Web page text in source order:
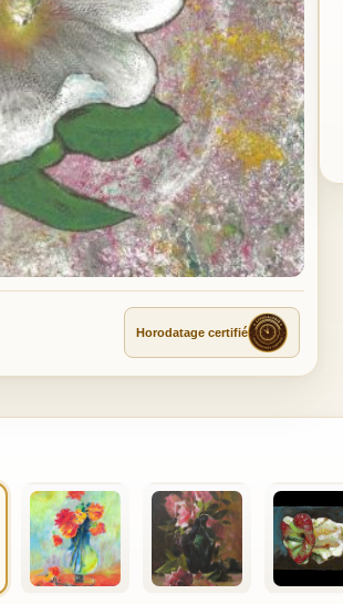
Horodatage certifié